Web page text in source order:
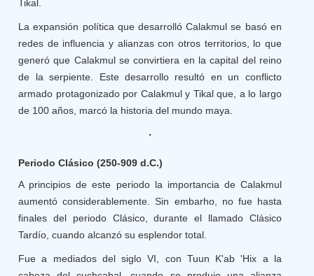
Tikal.
La expansión política que desarrolló Calakmul se basó en
redes de influencia y alianzas con otros territorios, lo que
generó que Calakmul se convirtiera en la capital del reino
de la serpiente. Este desarrollo resultó en un conflicto
armado protagonizado por Calakmul y Tikal que, a lo largo
de 100 años, marcó la historia del mundo maya.
Periodo Clásico (250-909 d.C.)
A principios de este periodo la importancia de Calakmul
aumentó considerablemente. Sin embarho, no fue hasta
finales del periodo Clásico, durante el llamado Clásico
Tardío, cuando alcanzó su esplendor total.
Fue a mediados del siglo VI, con Tuun K'ab 'Hix a la